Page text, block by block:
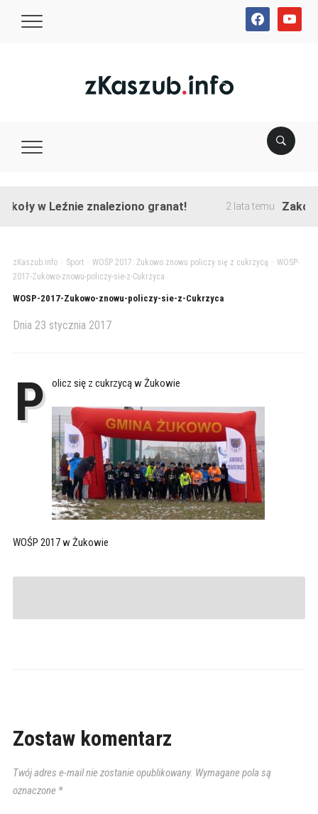
facebookyoutube
w Leźnie znaleziono granat! 2 lata temu
zKaszub.info> Sport> WOŚP 2017: Żukowo znowu policzy się z cukrzycą
WOSP-
2017-Zukowo-znowu-policzy-sie-z-Cukrzyca
WOSP-2017-Zukowo-znowu-policzy-sie-z-Cukrzyca
Dnia 23 stycznia 2017
P olicz się z cukrzycą w Żukowie
WOŚP 2017 w Żukowie
Zostaw komentarz
Twój adres e-mail nie zostanie opublikowany. Wymagane pola są
oznaczone *